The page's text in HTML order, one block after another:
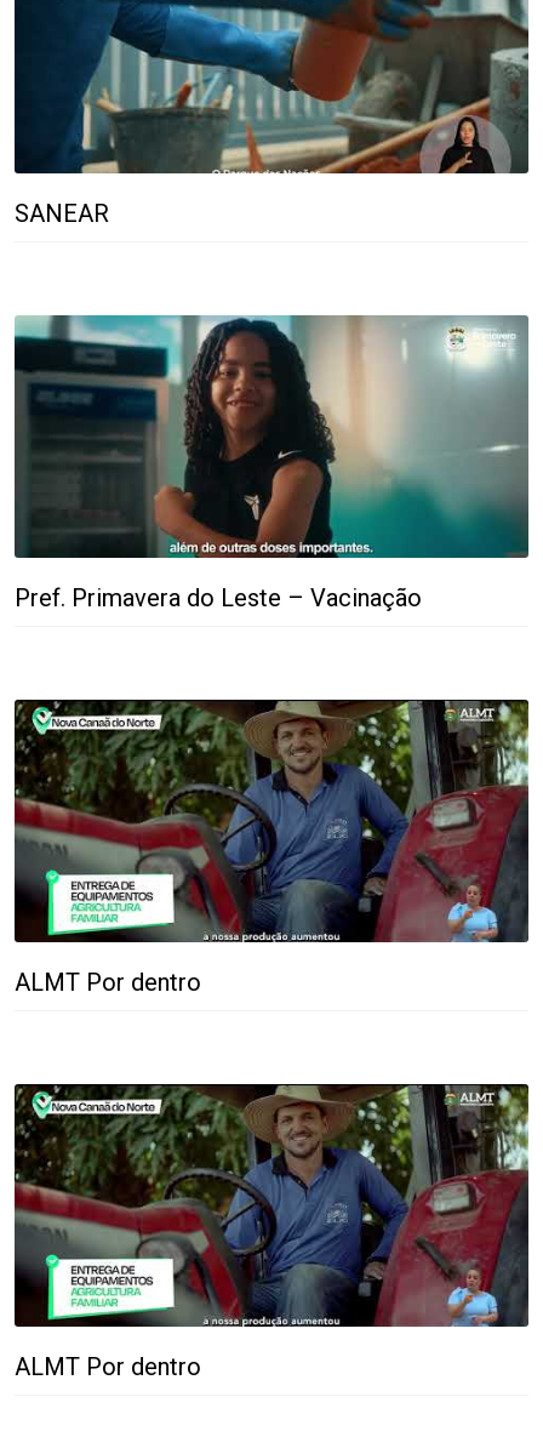
SANEAR
Pref. Primavera do Leste – Vacinação
ALMT Por dentro
ALMT Por dentro